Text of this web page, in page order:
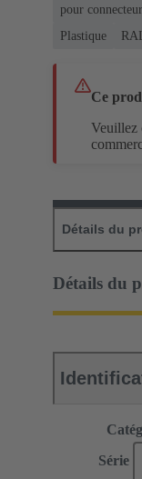
pour
Plastique
Ce
Veuillez
Détails du
Détails du
Série